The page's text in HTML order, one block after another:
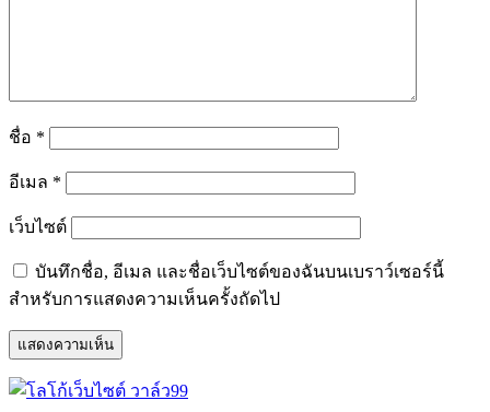
ชื่อ *
อีเมล *
เว็บไซต์
บันทึกชื่อ, อีเมล และชื่อเว็บไซต์ของฉันบนเบราว์เซอร์นี้
สำหรับการแสดงความเห็นครั้งถัดไป